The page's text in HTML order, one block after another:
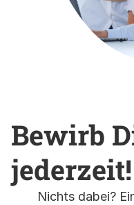
Bewirb
jederzeit!
Nichts dabei?